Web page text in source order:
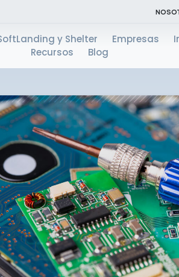
y Shelter Empresas
Recursos
Blog